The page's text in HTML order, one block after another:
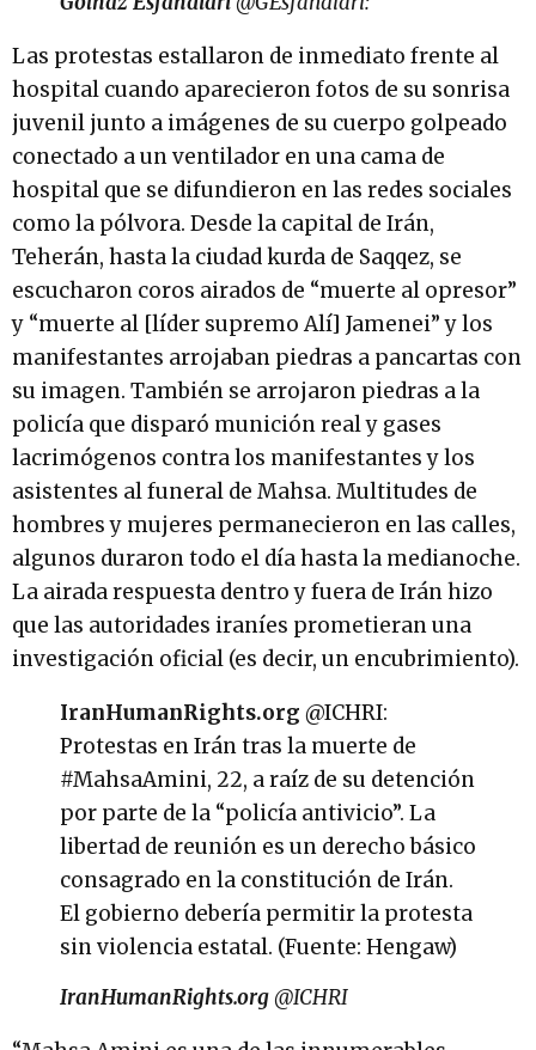
Las protestas estallaron de inmediato frente al
hospital cuando aparecieron fotos de su sonrisa
juvenil junto a imágenes de su cuerpo golpeado
conectado a un ventilador en una cama de
hospital que se difundieron en las redes sociales
como la pólvora. Desde la capital de Irán,
Teherán, hasta la ciudad kurda de Saqqez, se
escucharon coros airados de “muerte al opresor”
y “muerte al [líder supremo Alí] Jamenei” y los
manifestantes arrojaban piedras a pancartas con
su imagen. También se arrojaron piedras a la
policía que disparó munición real y gases
lacrimógenos contra los manifestantes y los
asistentes al funeral de Mahsa. Multitudes de
hombres y mujeres permanecieron en las calles,
algunos duraron todo el día hasta la medianoche.
La airada respuesta dentro y fuera de Irán hizo
que las autoridades iraníes prometieran una
investigación oficial (es decir, un encubrimiento).
IranHumanRights.org @ICHRI:
Protestas en Irán tras la muerte de
#MahsaAmini, 22, a raíz de su detención
por parte de la “policía antivicio”. La
libertad de reunión es un derecho básico
consagrado en la constitución de Irán.
El gobierno debería permitir la protesta
sin violencia estatal. (Fuente: Hengaw)
IranHumanRights.org @ICHRI